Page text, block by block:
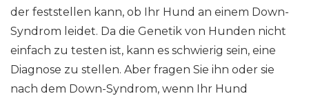
der feststellen kann, ob Ihr Hund an einem Down-
Syndrom leidet. Da die Genetik von Hunden nicht
einfach zu testen ist, kann es schwierig sein, eine
Diagnose zu stellen. Aber fragen Sie ihn oder sie
nach dem Down-Syndrom, wenn Ihr Hund